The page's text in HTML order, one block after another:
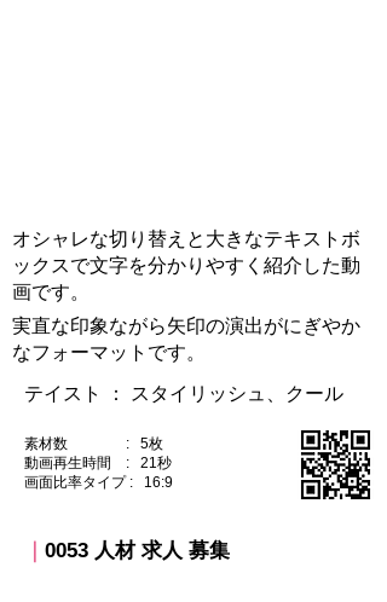
オシャレな切り替えと大きなテキストボ
ックスで文字を分かりやすく紹介した動
画です。
実直な印象ながら矢印の演出がにぎやか
なフォーマットです。
テイスト ：​ スタイリッシュ、クール
素材数 : 5枚
動画再生時間 : 21秒
​画面比率タイプ : 16:9
0053 人材 求人 募集​